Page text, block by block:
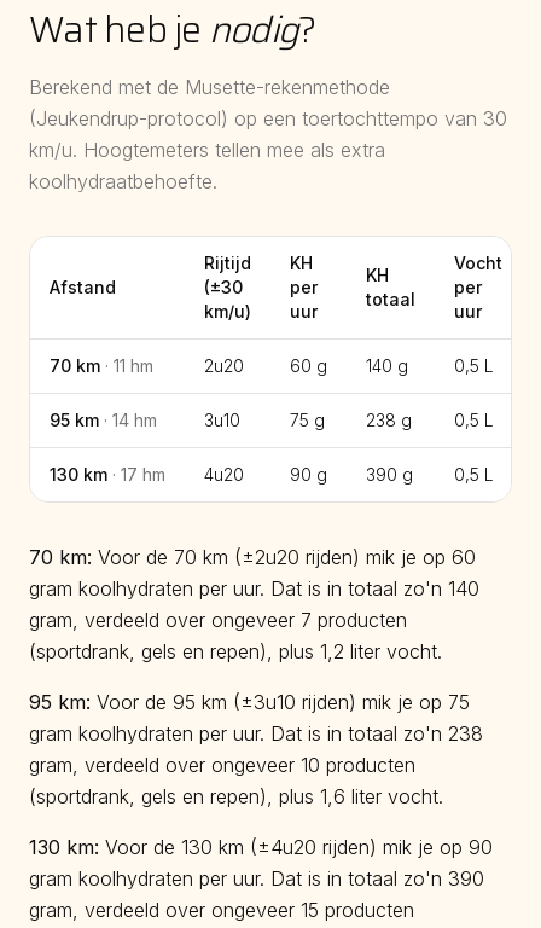
Wat heb je nodig?
Berekend met de Musette-rekenmethode
(Jeukendrup-protocol) op een toertochttempo van 30
km/u. Hoogtemeters tellen mee als extra
koolhydraatbehoefte.
Afstand
Rijtijd
(±30
km/u)
KH
per
uur
KH
totaal
Vocht
per
uur
70 km · 11 hm 2u20 60 g 140 g 0,5 L
95 km · 14 hm 3u10 75 g 238 g 0,5 L
130 km · 17 hm 4u20 90 g 390 g 0,5 L
70 km: Voor de 70 km (±2u20 rijden) mik je op 60
gram koolhydraten per uur. Dat is in totaal zo'n 140
gram, verdeeld over ongeveer 7 producten
(sportdrank, gels en repen), plus 1,2 liter vocht.
95 km: Voor de 95 km (±3u10 rijden) mik je op 75
gram koolhydraten per uur. Dat is in totaal zo'n 238
gram, verdeeld over ongeveer 10 producten
(sportdrank, gels en repen), plus 1,6 liter vocht.
130 km: Voor de 130 km (±4u20 rijden) mik je op 90
gram koolhydraten per uur. Dat is in totaal zo'n 390
gram, verdeeld over ongeveer 15 producten